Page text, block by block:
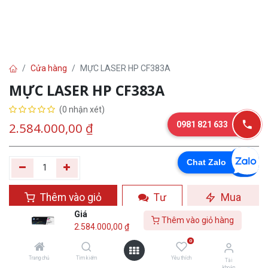
Giá
2.584.000,00 ₫
Thêm vào giỏ hàng
Trang chủ Tìm kiếm
0
Yêu thích
Tài
Cửa hàng MỰC LASER HP CF383A
MỰC LASER HP CF383A
(0 nhận xét)
2.584.000,00 ₫
Thêm vào giỏ
Tư
Mua
Chat Zalo
0981 821 633